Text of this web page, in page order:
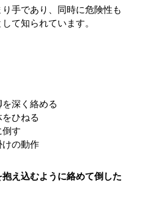
手であり、同時に危険性も
て知られています。
深く絡める
ひねる
倒す
けの動作
抱え込むように絡めて倒した